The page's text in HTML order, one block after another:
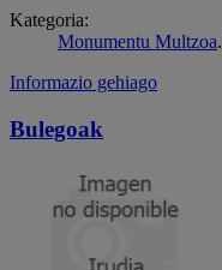
Kategoria:
Monumentu Multzoa.
Informazio gehiago
Bulegoak